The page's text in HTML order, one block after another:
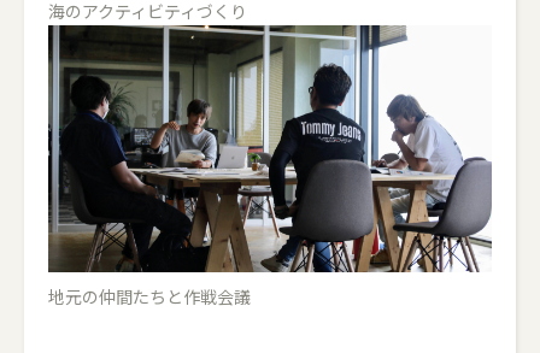
海のアクティビティづくり
地元の仲間たちと作戦会議